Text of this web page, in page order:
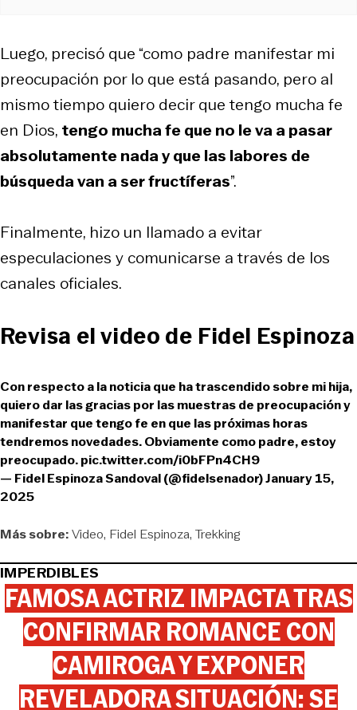
Luego, precisó que “como padre manifestar mi
preocupación por lo que está pasando, pero al
mismo tiempo quiero decir que tengo mucha fe
en Dios, tengo mucha fe que no le va a pasar
absolutamente nada y que las labores de
búsqueda van a ser fructíferas”.
Finalmente, hizo un llamado a evitar
especulaciones y comunicarse a través de los
canales oficiales.
Revisa el video de Fidel Espinoza
Con respecto a la noticia que ha trascendido sobre mi hija,
quiero dar las gracias por las muestras de preocupación y
manifestar que tengo fe en que las próximas horas
tendremos novedades. Obviamente como padre, estoy
preocupado.pic.twitter.com/i0bFPn4CH9
— Fidel Espinoza Sandoval (@fidelsenador)January 15,
2025
Más sobre:Video Fidel Espinoza Trekking
IMPERDIBLES
FAMOSA ACTRIZ IMPACTA TRAS
CONFIRMAR ROMANCE CON
CAMIROGA Y EXPONER
REVELADORA SITUACIÓN: SE